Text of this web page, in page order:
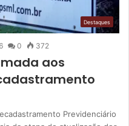
Destaques
0 372
aos
Previdenciário